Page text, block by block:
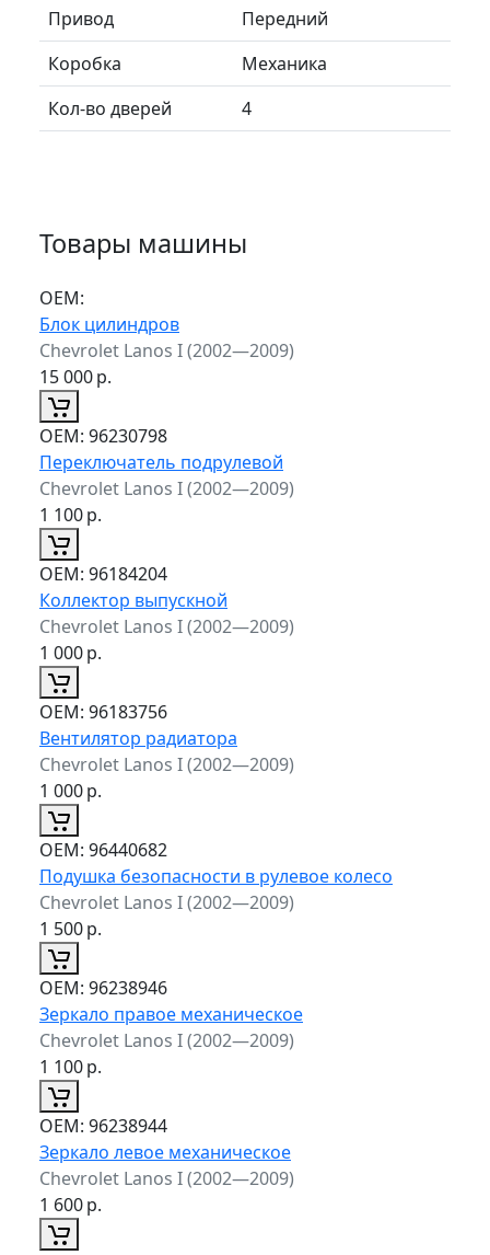
Привод
Передний
Коробка
Механика
Кол-во дверей
4
Товары машины
ОЕМ:
Блок цилиндров
Chevrolet Lanos I (2002—2009)
15 000р.
ОЕМ: 96230798
Переключатель подрулевой
Chevrolet Lanos I (2002—2009)
1 100р.
ОЕМ: 96184204
Коллектор выпускной
Chevrolet Lanos I (2002—2009)
1 000р.
ОЕМ: 96183756
Вентилятор радиатора
Chevrolet Lanos I (2002—2009)
1 000р.
ОЕМ: 96440682
Подушка безопасности в рулевое колесо
Chevrolet Lanos I (2002—2009)
1 500р.
ОЕМ: 96238946
Зеркало правое механическое
Chevrolet Lanos I (2002—2009)
1 100р.
ОЕМ: 96238944
Зеркало левое механическое
Chevrolet Lanos I (2002—2009)
1 600р.